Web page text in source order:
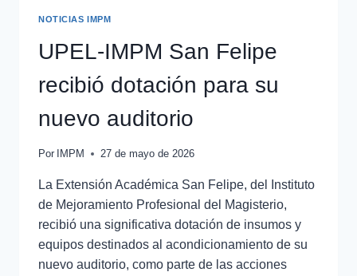
NOTICIAS IMPM
UPEL-IMPM San Felipe
recibió dotación para su
nuevo auditorio
Por IMPM 27 de mayo de 2026
La Extensión Académica San Felipe, del Instituto
de Mejoramiento Profesional del Magisterio,
recibió una significativa dotación de insumos y
equipos destinados al acondicionamiento de su
nuevo auditorio, como parte de las acciones